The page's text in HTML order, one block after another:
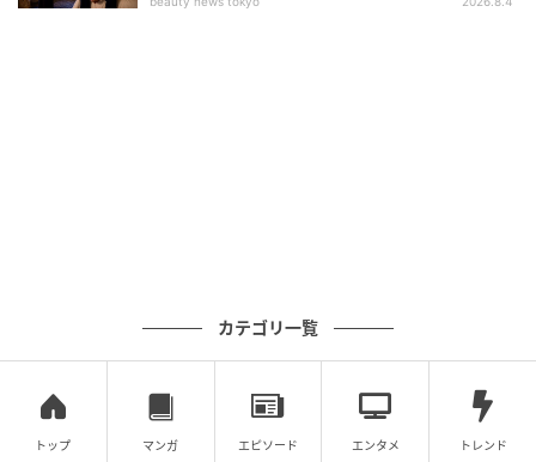
Q. さくらみみとは何ですか？
A. 不妊手術を受けた地域猫の目印で、耳先をさくらの
カテゴリ一覧
トップ マンガ エピソード エンタメ トレンド